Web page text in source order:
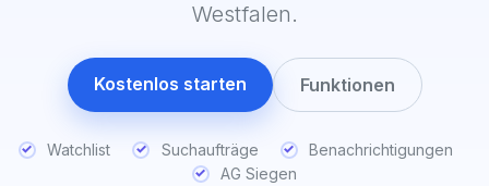
Westfalen.
Kostenlos starten Funktionen
Watchlist Suchaufträge
Benachrichtigungen
AG Siegen